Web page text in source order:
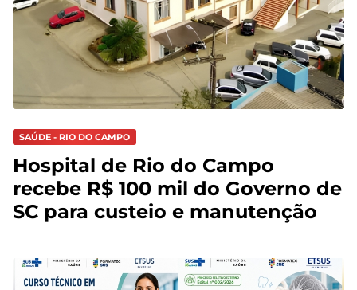
SAÚDE - RIO DO CAMPO
Hospital de Rio do Campo
recebe R$ 100 mil do Governo de
SC para custeio e manutenção